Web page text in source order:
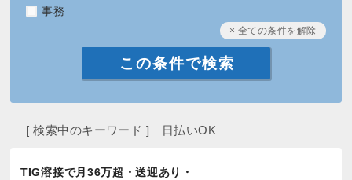
事務
× 全ての条件を解除
[ 検索中のキーワード ] 日払いOK
TIG溶接で月36万超・送迎あり・